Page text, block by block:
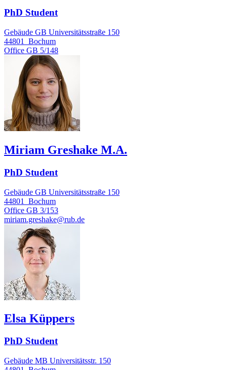
PhD Student
Gebäude GB Universitätsstraße 150
44801
Bochum
Office GB 5/148
Miriam Greshake M.A.
PhD Student
Gebäude GB Universitätsstraße 150
44801
Bochum
Office GB 3/153
miriam.greshake@rub.de
Elsa Küppers
PhD Student
Gebäude MB Universitätsstr. 150